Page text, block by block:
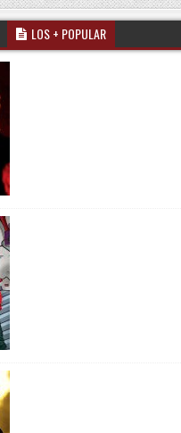
LOS + POPULAR